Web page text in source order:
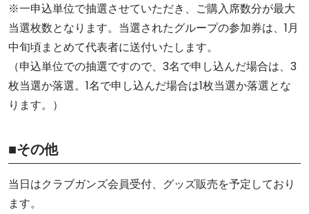
※一申込単位で抽選させていただき、ご購入席数分が最大
当選枚数となります。当選されたグループの参加券は、1月
中旬頃まとめて代表者に送付いたします。
（申込単位での抽選ですので、3名で申し込んだ場合は、3
枚当選か落選。1名で申し込んだ場合は1枚当選か落選とな
ります。）
■その他
当日はクラブガンズ会員受付、グッズ販売を予定しており
ます。